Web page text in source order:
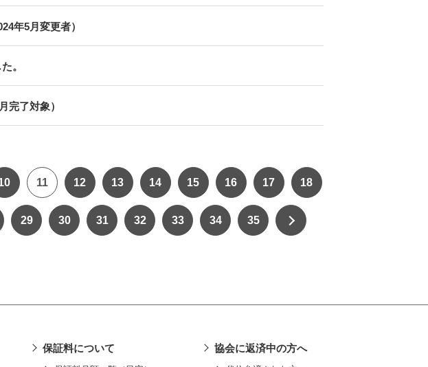
年5月変更者）
。
完了対象）
11 12 13 14 15 16 17 18
29 30 31 32 33 34 35
保証料について 協会に返済中の方へ